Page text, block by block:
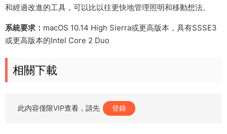
和經過改進的工具，可以比以往更快地管理照明和移動想法。
系統要求： macOS 10.14 High Sierra或更高版本，具有SSSE3
或更高版本的Intel Core 2 Duo
相關下載
此内容僅限VIP查看，請先 登錄